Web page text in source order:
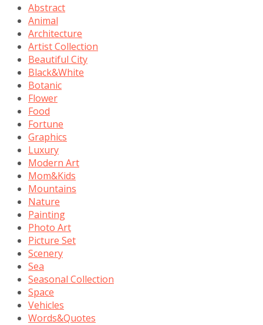
Abstract
Animal
Architecture
Artist Collection
Beautiful City
Black&White
Botanic
Flower
Food
Fortune
Graphics
Luxury
Modern Art
Mom&Kids
Mountains
Nature
Painting
Photo Art
Picture Set
Scenery
Sea
Seasonal Collection
Space
Vehicles
Words&Quotes